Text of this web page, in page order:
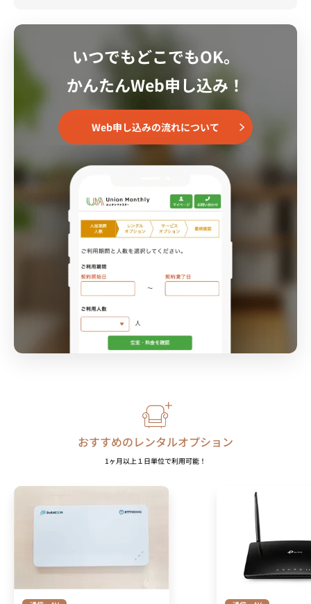
いつでもどこでもOK。
かんたんWeb申し込み！
Web申し込みの流れについて
おすすめのレンタルオプション
1ヶ月以上１日単位で利用可能！